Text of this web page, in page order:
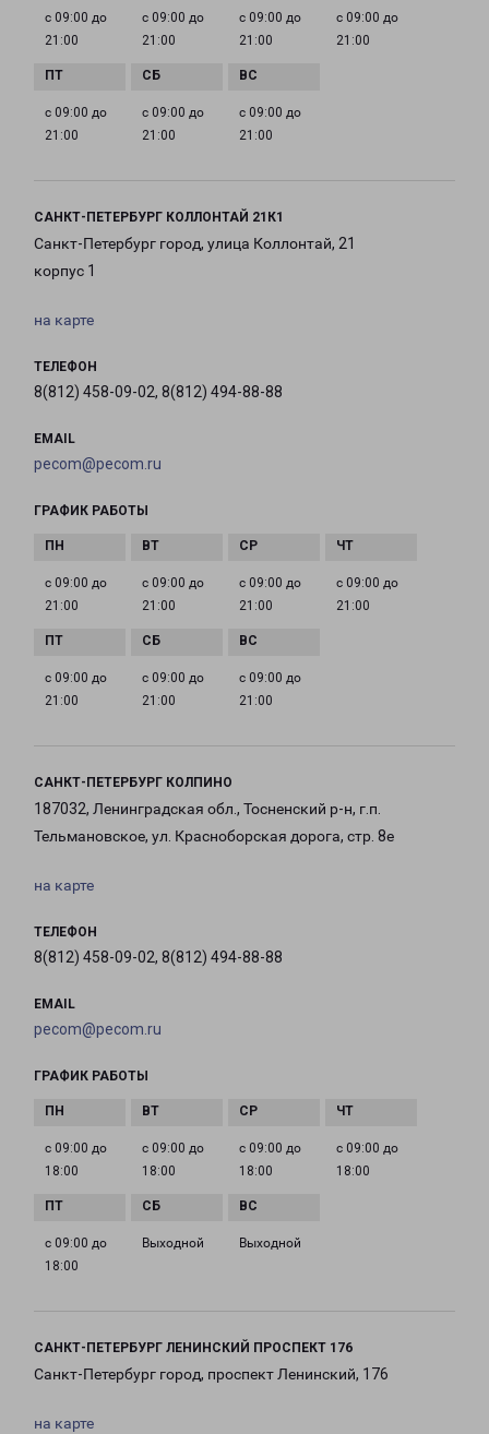
с 09:00 до
21:00
с 09:00 до
21:00
с 09:00 до
21:00
с 09:00 до
21:00
с 09:00 до
21:00
с 09:00 до
21:00
с 09:00 до
21:00
САНКТ-ПЕТЕРБУРГ КОЛЛОНТАЙ 21К1
Санкт-Петербург город, улица Коллонтай, 21
корпус 1
на карте
ТЕЛЕФОН
8(812) 458-09-02, 8(812) 494-88-88
EMAIL
pecom@pecom.ru
ГРАФИК РАБОТЫ
с 09:00 до
21:00
с 09:00 до
21:00
с 09:00 до
21:00
с 09:00 до
21:00
с 09:00 до
21:00
с 09:00 до
21:00
с 09:00 до
21:00
САНКТ-ПЕТЕРБУРГ КОЛПИНО
187032, Ленинградская обл., Тосненский р-н, г.п.
Тельмановское, ул. Красноборская дорога, стр. 8е
на карте
ТЕЛЕФОН
8(812) 458-09-02, 8(812) 494-88-88
EMAIL
pecom@pecom.ru
ГРАФИК РАБОТЫ
с 09:00 до
18:00
с 09:00 до
18:00
с 09:00 до
18:00
с 09:00 до
18:00
с 09:00 до
18:00
Выходной Выходной
САНКТ-ПЕТЕРБУРГ ЛЕНИНСКИЙ ПРОСПЕКТ 176
Санкт-Петербург город, проспект Ленинский, 176
на карте